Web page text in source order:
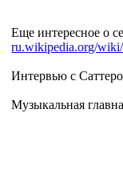
Еще интересное о
ru.wikipedia.org/
Интервью с
Музыкальная